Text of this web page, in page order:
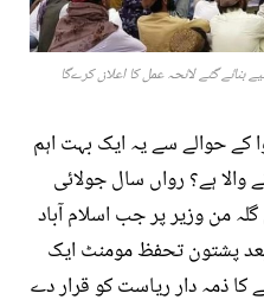
گئے لائحہ عمل کا اعلان کرےگا
حوالے سے یہ ایک بہت اہم
کیا ہونے والا ہے؟ رواں سال جولائی
من وزیر پر جب اسلام آباد
پشتون تحفظ مومنٹ ایک
کا ذمہ دار ریاست کو قرار دے